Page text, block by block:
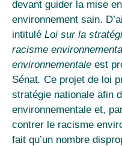
devant guider la mise
environnement sain.
intitulé Loi sur la
racisme
environnementale est
Sénat. Ce projet de loi
stratégie nationale afin
environnementale et,
contrer le racisme
fait qu’un nombre